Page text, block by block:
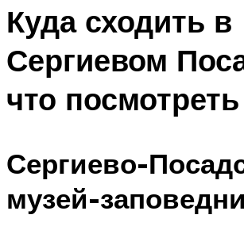
Куда сходить в
Сергиевом
что
Сергиево-
музей-